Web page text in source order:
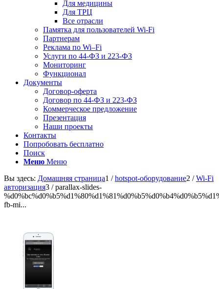
Для медицины
Для ТРЦ
Все отрасли
Памятка для пользователей Wi-Fi
Партнерам
Реклама по Wi–Fi
Услуги по 44-ФЗ и 223-ФЗ
Мониторинг
Функционал
Документы
Договор-оферта
Договор по 44-ФЗ и 223-ФЗ
Коммерческое предложение
Презентация
Наши проекты
Контакты
Попробовать бесплатно
Поиск
Меню Меню
Вы здесь: Домашняя страница1 / hotspot-оборудование2 / Wi-Fi
авторизация3 / parallax-slides-
fb-mi...